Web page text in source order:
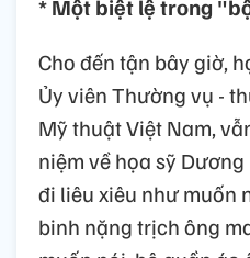
* Một biệt lệ trong
Cho đến tận bây giờ,
Ủy viên Thường vụ -
Mỹ thuật Việt Nam,
niệm về họa sỹ
đi liêu xiêu như muốn
binh nặng trịch ông